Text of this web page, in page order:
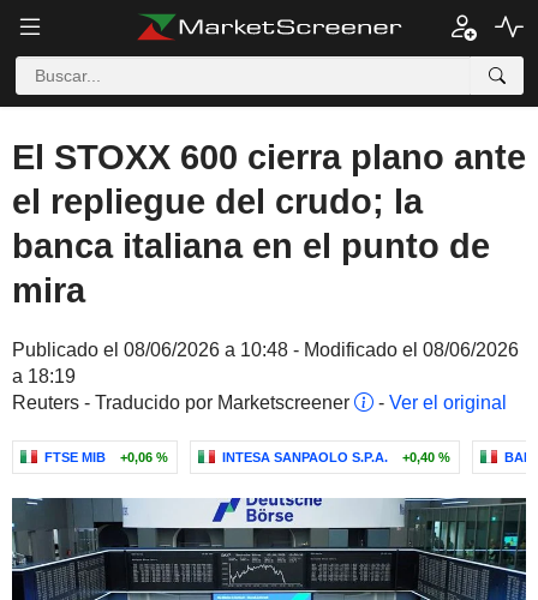
El STOXX 600 cierra plano ante
el repliegue del crudo; la
banca italiana en el punto de
mira
Publicado el 08/06/2026 a 10:48 - Modificado el 08/06/2026
a 18:19
Reuters - Traducido por Marketscreener
- Ver el original
FTSE MIB +0,06 % INTESA SANPAOLO S.P.A. +0,40 %